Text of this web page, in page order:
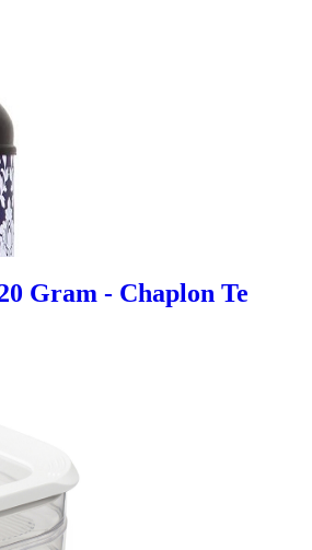
Gram - Chaplon Te